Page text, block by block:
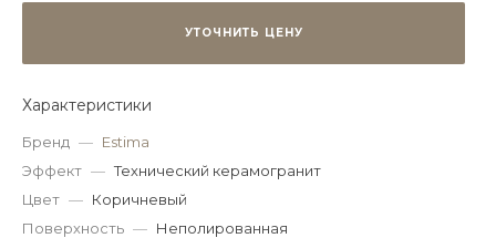
УТОЧНИТЬ ЦЕНУ
Характеристики
Бренд — Estima
Эффект — Технический керамогранит
Цвет — Коричневый
Поверхность — Неполированная